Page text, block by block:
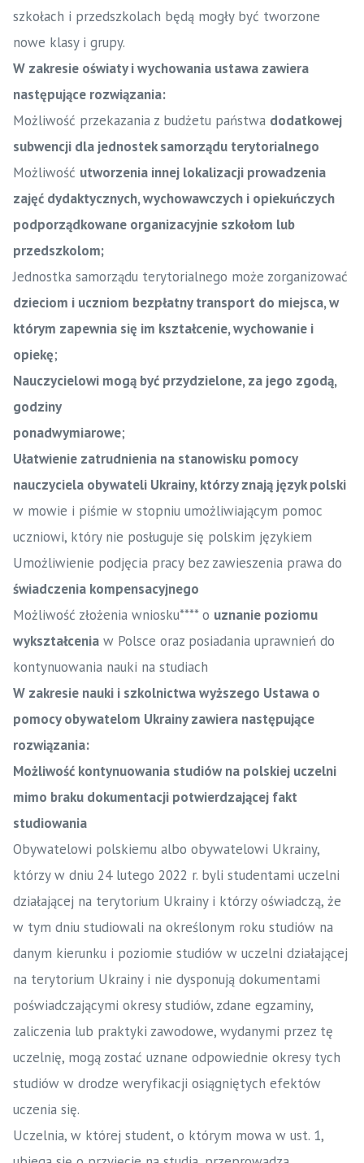
szkołach i przedszkolach będą mogły być tworzone
nowe klasy i grupy.
W zakresie oświaty i wychowania ustawa zawiera
następujące rozwiązania:
Możliwość przekazania z budżetu państwa dodatkowej
subwencji dla jednostek samorządu terytorialnego
Możliwość utworzenia innej lokalizacji prowadzenia
zajęć dydaktycznych, wychowawczych i opiekuńczych
podporządkowane organizacyjnie szkołom lub
przedszkolom;
Jednostka samorządu terytorialnego może zorganizować
dzieciom i uczniom bezpłatny transport do miejsca, w
którym zapewnia się im kształcenie, wychowanie i
opiekę;
Nauczycielowi mogą być przydzielone, za jego zgodą,
godziny
ponadwymiarowe;
Ułatwienie zatrudnienia na stanowisku pomocy
nauczyciela obywateli Ukrainy, którzy znają język polski
w mowie i piśmie w stopniu umożliwiającym pomoc
uczniowi, który nie posługuje się polskim językiem
Umożliwienie podjęcia pracy bez zawieszenia prawa do
świadczenia kompensacyjnego
Możliwość złożenia wniosku**** o uznanie poziomu
wykształcenia w Polsce oraz posiadania uprawnień do
kontynuowania nauki na studiach
W zakresie nauki i szkolnictwa wyższego Ustawa o
pomocy obywatelom Ukrainy zawiera następujące
rozwiązania:
Możliwość kontynuowania studiów na polskiej uczelni
mimo braku dokumentacji potwierdzającej fakt
studiowania
Obywatelowi polskiemu albo obywatelowi Ukrainy,
którzy w dniu 24 lutego 2022 r. byli studentami uczelni
działającej na terytorium Ukrainy i którzy oświadczą, że
w tym dniu studiowali na określonym roku studiów na
danym kierunku i poziomie studiów w uczelni działającej
na terytorium Ukrainy i nie dysponują dokumentami
poświadczającymi okresy studiów, zdane egzaminy,
zaliczenia lub praktyki zawodowe, wydanymi przez tę
uczelnię, mogą zostać uznane odpowiednie okresy tych
studiów w drodze weryfikacji osiągniętych efektów
uczenia się.
Uczelnia, w której student, o którym mowa w ust. 1,